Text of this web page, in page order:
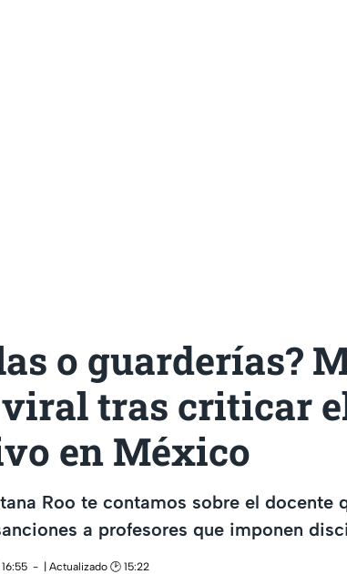
o guarderías?
tras criticar
en México
Roo te contamos sobre el docente
a profesores que imponen
| Actualizado 🕑 15:22